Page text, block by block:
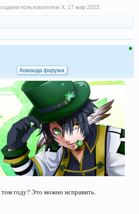
пользователем X 17 мар 2023
Команда форума
году? Это можно исправить.